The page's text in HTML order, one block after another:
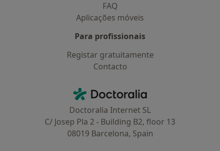
FAQ
Aplicações móveis
Para profissionais
Registar gratuitamente
Contacto
Doctoralia - Homepage
Doctoralia Internet SL
C/ Josep Pla 2 - Building B2, floor 13
08019 Barcelona, Spain